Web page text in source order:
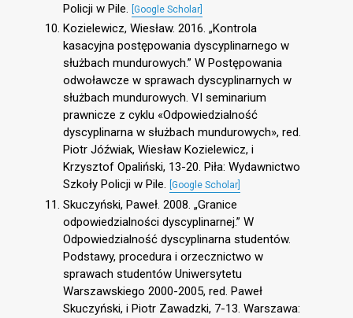
Policji w Pile.
[Google Scholar]
Kozielewicz, Wiesław. 2016. „Kontrola
kasacyjna postępowania dyscyplinarnego w
służbach mundurowych.” W Postępowania
odwoławcze w sprawach dyscyplinarnych w
służbach mundurowych. VI seminarium
prawnicze z cyklu «Odpowiedzialność
dyscyplinarna w służbach mundurowych», red.
Piotr Jóźwiak, Wiesław Kozielewicz, i
Krzysztof Opaliński, 13-20. Piła: Wydawnictwo
Szkoły Policji w Pile. [Google Scholar]
Skuczyński, Paweł. 2008. „Granice
odpowiedzialności dyscyplinarnej.” W
Odpowiedzialność dyscyplinarna studentów.
Podstawy, procedura i orzecznictwo w
sprawach studentów Uniwersytetu
Warszawskiego 2000-2005, red. Paweł
Skuczyński, i Piotr Zawadzki, 7-13. Warszawa: